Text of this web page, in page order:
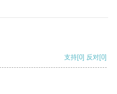
支持[0] 反对[0]